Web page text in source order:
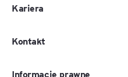
Kariera
Kontakt
Informacje prawne